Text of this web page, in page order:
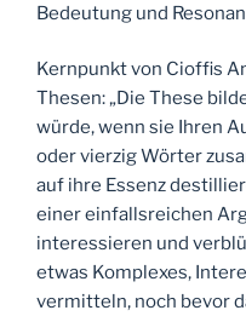
Bedeutung und
Kernpunkt von Cioffis
Thesen: „Die These
würde, wenn sie Ihren
oder vierzig Wörter
auf ihre Essenz
einer einfallsreichen
interessieren und
etwas Komplexes,
vermitteln, noch bevor